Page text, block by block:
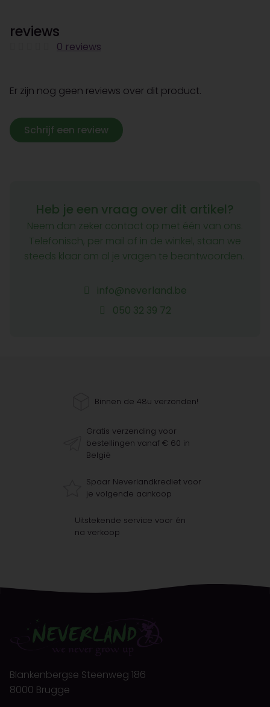
reviews
0 reviews
Er zijn nog geen reviews over dit product.
Schrijf een review
Heb je een vraag over dit artikel?
Neem dan zeker contact op met één van ons.
Telefonisch, per mail of in de winkel, staan we
steeds klaar om al je vragen te beantwoorden.
info@neverland.be
050 32 39 72
Binnen de 48u verzonden!
Gratis verzending voor
bestellingen vanaf € 60 in
België
Spaar Neverlandkrediet voor
je volgende aankoop
Uitstekende service voor én
na verkoop
Blankenbergse Steenweg 186
8000 Brugge